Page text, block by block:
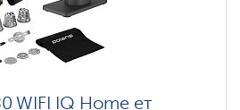
WIFI IQ Home ет